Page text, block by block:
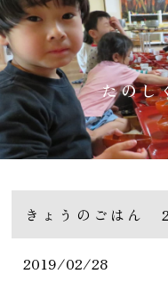
たのし
きょうのごはん
2019/02/28